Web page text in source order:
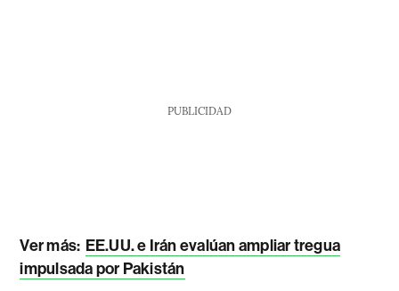
PUBLICIDAD
Ver más: EE.UU. e Irán evalúan ampliar tregua
impulsada por Pakistán